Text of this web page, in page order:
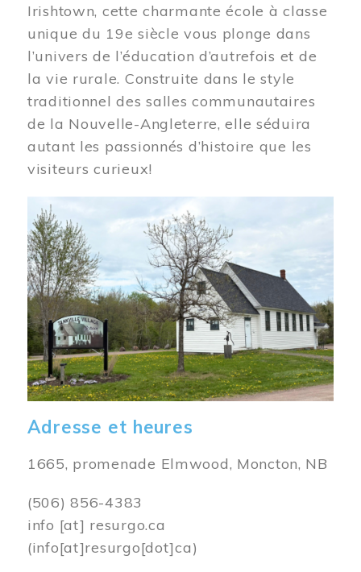
Irishtown, cette charmante école à classe
unique du 19e siècle vous plonge dans
l’univers de l’éducation d’autrefois et de
la vie rurale. Construite dans le style
traditionnel des salles communautaires
de la Nouvelle-Angleterre, elle séduira
autant les passionnés d’histoire que les
visiteurs curieux!
Image
Adresse et heures
1665, promenade Elmwood, Moncton, NB
(506) 856-4383
info [at] resurgo.ca
(info[at]resurgo[dot]ca)